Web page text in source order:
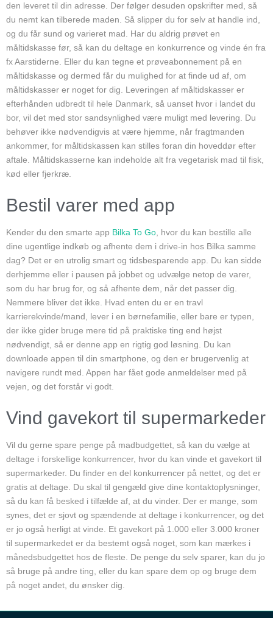
den leveret til din adresse. Der følger desuden opskrifter med, så
du nemt kan tilberede maden. Så slipper du for selv at handle ind,
og du får sund og varieret mad. Har du aldrig prøvet en
måltidskasse før, så kan du deltage en konkurrence og vinde én fra
fx Aarstiderne. Eller du kan tegne et prøveabonnement på en
måltidskasse og dermed får du mulighed for at finde ud af, om
måltidskasser er noget for dig. Leveringen af måltidskasser er
efterhånden udbredt til hele Danmark, så uanset hvor i landet du
bor, vil det med stor sandsynlighed være muligt med levering. Du
behøver ikke nødvendigvis at være hjemme, når fragtmanden
ankommer, for måltidskassen kan stilles foran din hoveddør efter
aftale. Måltidskasserne kan indeholde alt fra vegetarisk mad til fisk,
kød eller fjerkræ.
Bestil varer med app
Kender du den smarte app Bilka To Go , hvor du kan bestille alle
dine ugentlige indkøb og afhente dem i drive-in hos Bilka samme
dag? Det er en utrolig smart og tidsbesparende app. Du kan sidde
derhjemme eller i pausen på jobbet og udvælge netop de varer,
som du har brug for, og så afhente dem, når det passer dig.
Nemmere bliver det ikke. Hvad enten du er en travl
karrierekvinde/mand, lever i en børnefamilie, eller bare er typen,
der ikke gider bruge mere tid på praktiske ting end højst
nødvendigt, så er denne app en rigtig god løsning. Du kan
downloade appen til din smartphone, og den er brugervenlig at
navigere rundt med. Appen har fået gode anmeldelser med på
vejen, og det forstår vi godt.
Vind gavekort til supermarkeder
Vil du gerne spare penge på madbudgettet, så kan du vælge at
deltage i forskellige konkurrencer, hvor du kan vinde et gavekort til
supermarkeder. Du finder en del konkurrencer på nettet, og det er
gratis at deltage. Du skal til gengæld give dine kontaktoplysninger,
så du kan få besked i tilfælde af, at du vinder. Der er mange, som
synes, det er sjovt og spændende at deltage i konkurrencer, og det
er jo også herligt at vinde. Et gavekort på 1.000 eller 3.000 kroner
til supermarkedet er da bestemt også noget, som kan mærkes i
månedsbudgettet hos de fleste. De penge du selv sparer, kan du jo
så bruge på andre ting, eller du kan spare dem op og bruge dem
på noget andet, du ønsker dig.